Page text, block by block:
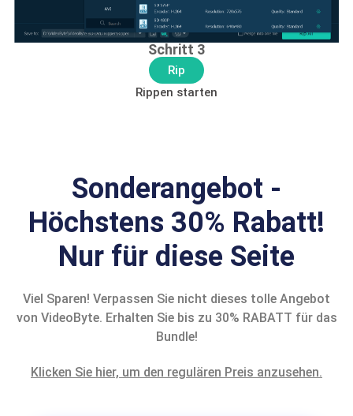
Schritt 3
Rip
Rippen starten
Sonderangebot -
Höchstens 30% Rabatt!
Nur für diese Seite
Viel Sparen! Verpassen Sie nicht dieses tolle Angebot
von VideoByte. Erhalten Sie bis zu 30% RABATT für das
Bundle!
Klicken Sie hier, um den regulären Preis anzusehen.